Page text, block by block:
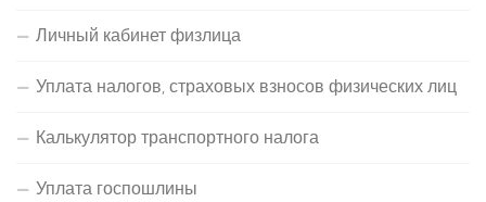
Личный кабинет физлица
Уплата налогов, страховых взносов физических лиц
Калькулятор транспортного налога
Уплата госпошлины